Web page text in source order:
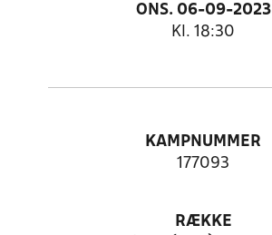
ONS. 06-09-2023
Kl. 18:30
KAMPNUMMER
177093
RÆKKE